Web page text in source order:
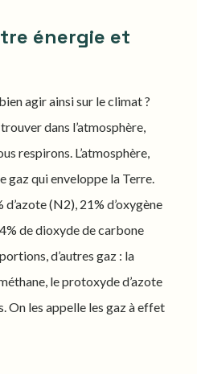
énergie et
agir ainsi sur le climat ?
dans l’atmosphère,
respirons. L’atmosphère,
gaz qui enveloppe la Terre.
(N2), 21% d’oxygène
de dioxyde de carbone
d’autres gaz : la
le protoxyde d’azote
On les appelle les gaz à effet